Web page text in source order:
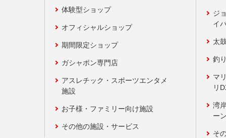
体験型ショップ
オフィシャルショップ
期間限定ショップ
ガシャポン専門店
アスレチック・スポーツエンタメ
施設
お子様・ファミリー向け施設
その他の施設・サービス
ジ
イ
太
釣
マ
リ
湾
ー
そ